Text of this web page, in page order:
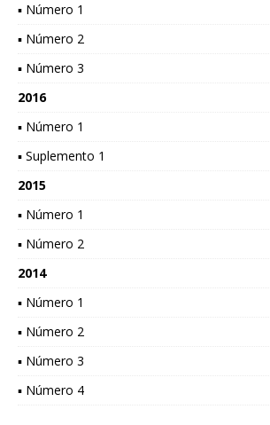
▪ Número 1
▪ Número 2
▪ Número 3
2016
▪ Número 1
▪ Suplemento 1
2015
▪ Número 1
▪ Número 2
2014
▪ Número 1
▪ Número 2
▪ Número 3
▪ Número 4